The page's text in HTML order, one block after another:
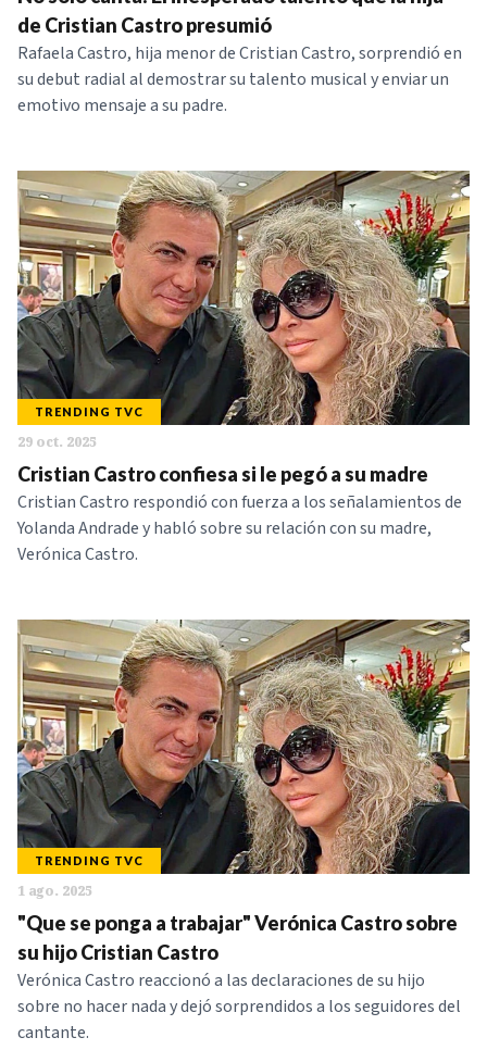
NOTICIAS
SERIES
de Cristian Castro presumió
Rafaela Castro, hija menor de Cristian Castro, sorprendió en
su debut radial al demostrar su talento musical y enviar un
emotivo mensaje a su padre.
TRENDING TVC
29 oct. 2025
Cristian Castro confiesa si le pegó a su madre
Cristian Castro respondió con fuerza a los señalamientos de
Yolanda Andrade y habló sobre su relación con su madre,
Verónica Castro.
TRENDING TVC
1 ago. 2025
"Que se ponga a trabajar" Verónica Castro sobre
su hijo Cristian Castro
Verónica Castro reaccionó a las declaraciones de su hijo
sobre no hacer nada y dejó sorprendidos a los seguidores del
cantante.